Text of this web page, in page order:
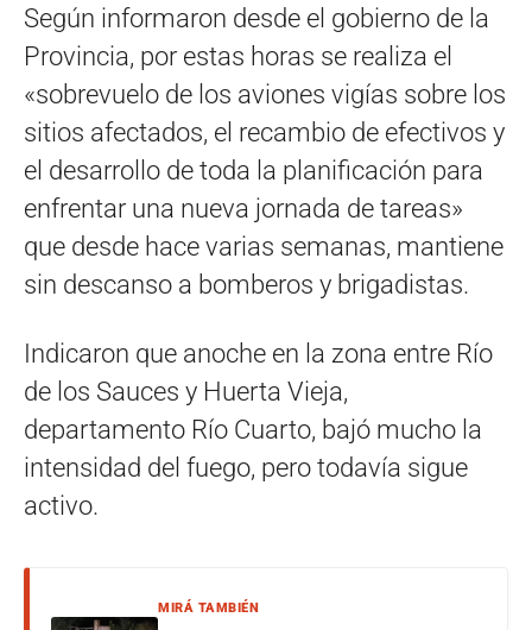
Según informaron desde el gobierno de la
Provincia, por estas horas se realiza el
«sobrevuelo de los aviones vigías sobre los
sitios afectados, el recambio de efectivos y
el desarrollo de toda la planificación para
enfrentar una nueva jornada de tareas»
que desde hace varias semanas, mantiene
sin descanso a bomberos y brigadistas.
Indicaron que anoche en la zona entre Río
de los Sauces y Huerta Vieja,
departamento Río Cuarto, bajó mucho la
intensidad del fuego, pero todavía sigue
activo.
MIRÁ TAMBIÉN